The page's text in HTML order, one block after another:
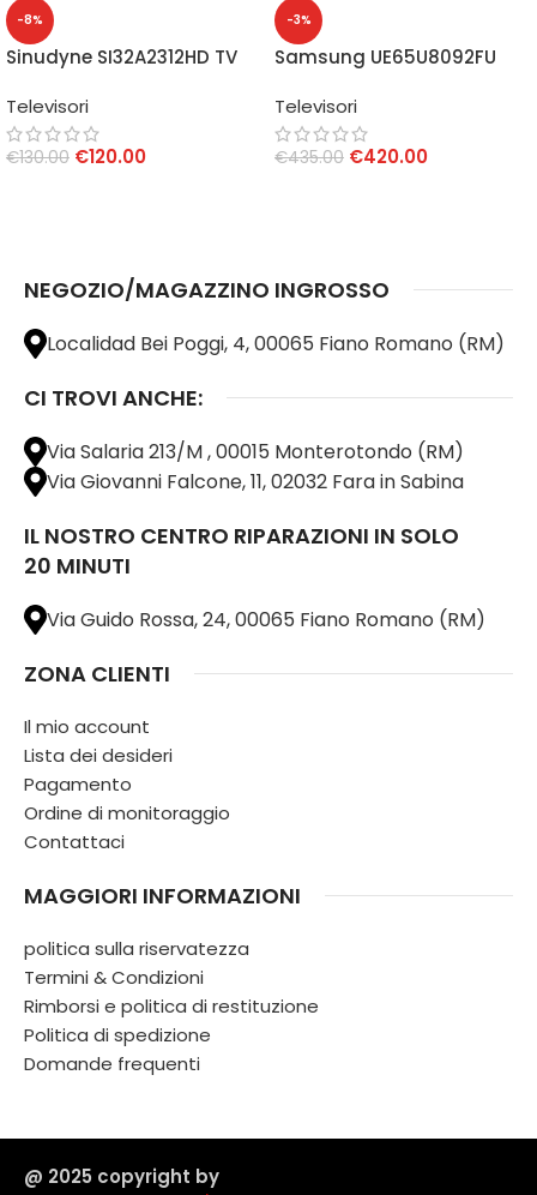
-8%
Sinudyne SI32A2312HD TV
Televisori
€130.00 €120.00
-3%
Samsung UE65U8092FU
Televisori
€435.00 €420.00
NEGOZIO/MAGAZZINO INGROSSO
Localidad Bei Poggi, 4, 00065 Fiano Romano (RM)
CI TROVI ANCHE:
Via Salaria 213/M , 00015 Monterotondo (RM)
Via Giovanni Falcone, 11, 02032 Fara in Sabina
IL NOSTRO CENTRO RIPARAZIONI IN SOLO
20 MINUTI
Via Guido Rossa, 24, 00065 Fiano Romano (RM)
ZONA CLIENTI
Il mio account
Lista dei desideri
Pagamento
Ordine di monitoraggio
Contattaci
MAGGIORI INFORMAZIONI
politica sulla riservatezza
Termini & Condizioni
Rimborsi e politica di restituzione
Politica di spedizione
Domande frequenti
@ 2025 copyright by